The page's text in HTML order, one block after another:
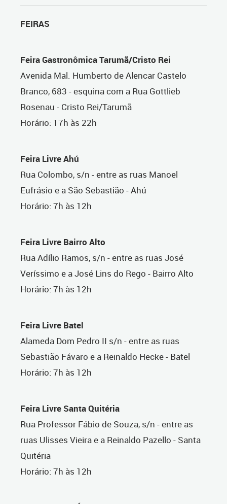
FEIRAS
Feira Gastronômica Tarumã/Cristo Rei
Avenida Mal. Humberto de Alencar Castelo
Branco, 683 - esquina com a Rua Gottlieb
Rosenau - Cristo Rei/Tarumã
Horário: 17h às 22h
Feira Livre Ahú
Rua Colombo, s/n - entre as ruas Manoel
Eufrásio e a São Sebastião - Ahú
Horário: 7h às 12h
Feira Livre Bairro Alto
Rua Adílio Ramos, s/n - entre as ruas José
Veríssimo e a José Lins do Rego - Bairro Alto
Horário: 7h às 12h
Feira Livre Batel
Alameda Dom Pedro II s/n - entre as ruas
Sebastião Fávaro e a Reinaldo Hecke - Batel
Horário: 7h às 12h
Feira Livre Santa Quitéria
Rua Professor Fábio de Souza, s/n - entre as
ruas Ulisses Vieira e a Reinaldo Pazello - Santa
Quitéria
Horário: 7h às 12h